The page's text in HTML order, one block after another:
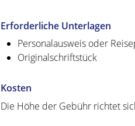
Erforderliche Unterlagen
Personalausweis oder
Originalschriftstück
Kosten
Die Höhe der Gebühr richtet